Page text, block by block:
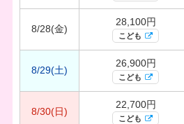
8/28(金)
28,100円
こども
8/29(土)
26,900円
こども
8/30(日)
22,700円
こども